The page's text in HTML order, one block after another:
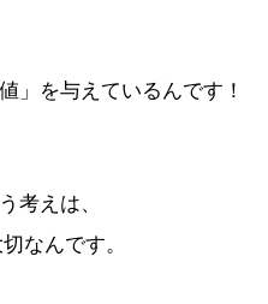
」を与えているんです！
考えは、
なんです。